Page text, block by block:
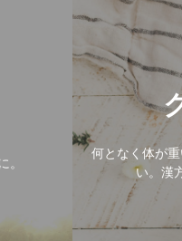
千葉県船橋の
クスリ
何となく体が重い・だるい。未
い。漢方の処方で改善
おとい